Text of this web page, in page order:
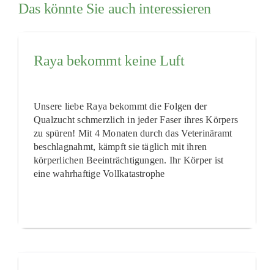
Das könnte Sie auch interessieren
Raya bekommt keine Luft
Unsere liebe Raya bekommt die Folgen der
Qualzucht schmerzlich in jeder Faser ihres Körpers
zu spüren! Mit 4 Monaten durch das Veterinäramt
beschlagnahmt, kämpft sie täglich mit ihren
körperlichen Beeinträchtigungen. Ihr Körper ist
eine wahrhaftige Vollkatastrophe